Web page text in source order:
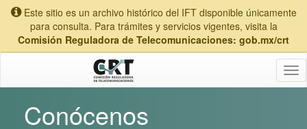
Este sitio es un archivo histórico del IFT disponible únicamente
para consulta. Para trámites y servicios vigentes, visita la
Comisión Reguladora de Telecomunicaciones: gob.mx/crt
Conócenos